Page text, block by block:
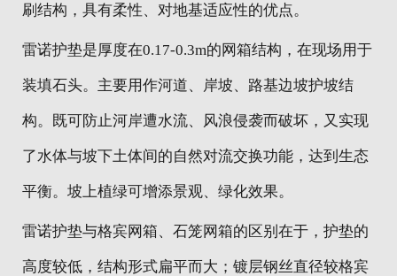
刷结构，具有柔性、对地基适应性的优点。
雷诺护垫是厚度在0.17-0.3m的网箱结构，在现场用于
装填石头。主要用作河道、岸坡、路基边坡护坡结
构。既可防止河岸遭水流、风浪侵袭而破坏，又实现
了水体与坡下土体间的自然对流交换功能，达到生态
平衡。坡上植绿可增添景观、绿化效果。
雷诺护垫与格宾网箱、石笼网箱的区别在于，护垫的
高度较低，结构形式扁平而大；镀层钢丝直径较格宾